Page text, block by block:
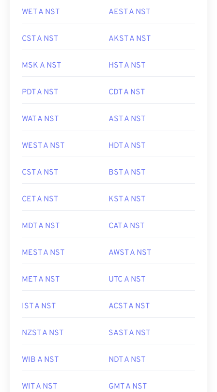
WET A NST AEST A NST
CST A NST AKST A NST
MSK A NST HST A NST
PDT A NST CDT A NST
WAT A NST AST A NST
WEST A NST HDT A NST
CST A NST BST A NST
CET A NST KST A NST
MDT A NST CAT A NST
MEST A NST AWST A NST
MET A NST UTC A NST
IST A NST ACST A NST
NZST A NST SAST A NST
WIB A NST NDT A NST
WIT A NST GMT A NST